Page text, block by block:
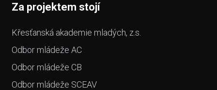
Za projektem stojí
Křesťanská akademie mladých, z.s.
Odbor mládeže AC
Odbor mládeže CB
Odbor mládeže SCEAV